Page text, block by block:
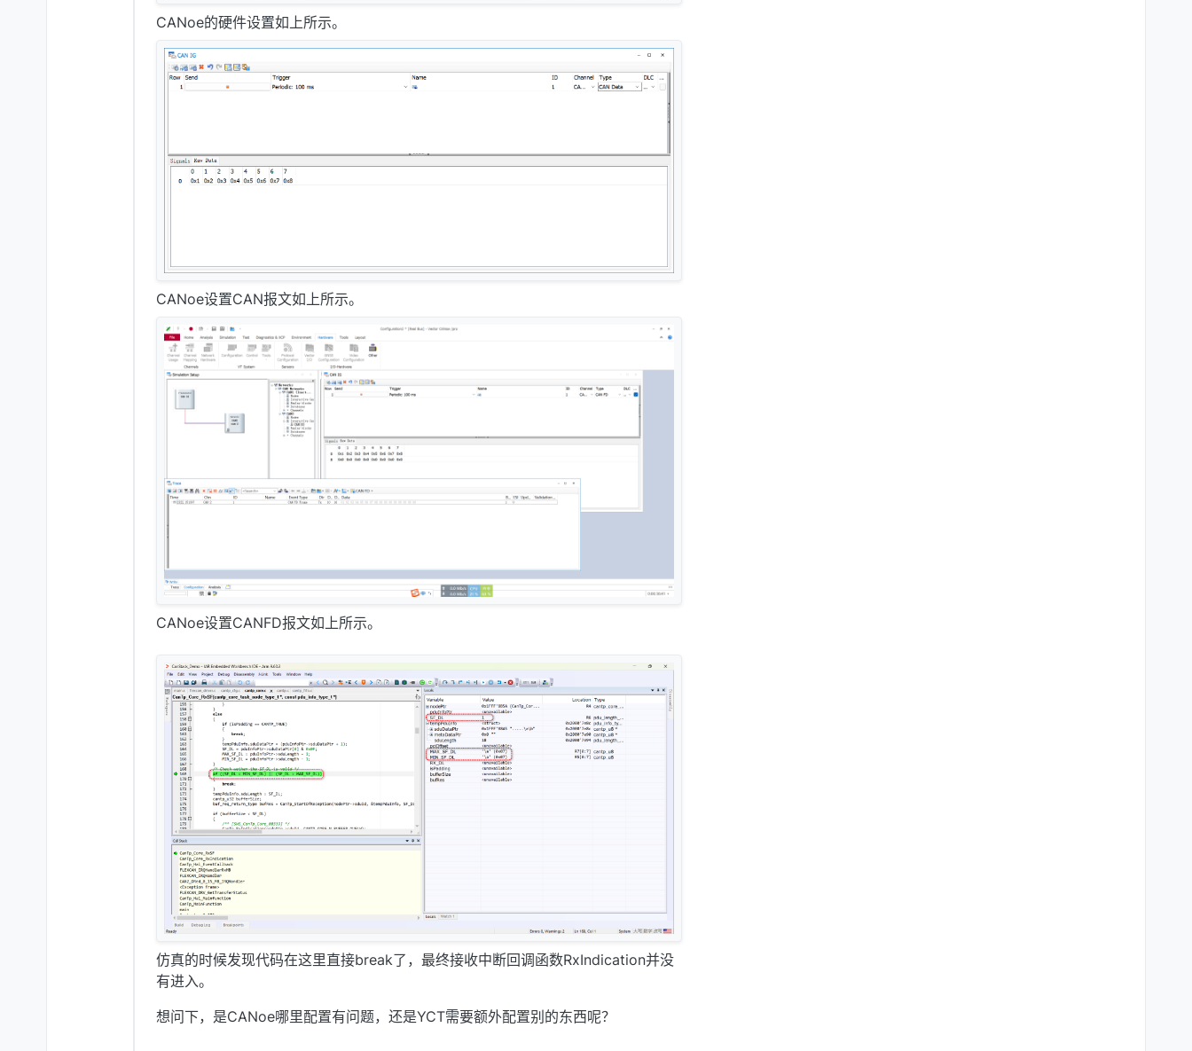
CANoe的硬件设置如上所示。
CANoe设置CAN报文如上所示。
CANoe设置CANFD报文如上所示。
仿真的时候发现代码在这里直接break了，最终接收中断回调函数RxIndication并没
有进入。
想问下，是CANoe哪里配置有问题，还是YCT需要额外配置别的东西呢？